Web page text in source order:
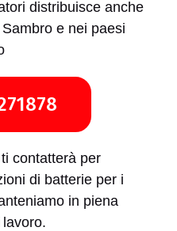
distribuisce anche
e nei paesi
contatterà per
di batterie per i
in piena